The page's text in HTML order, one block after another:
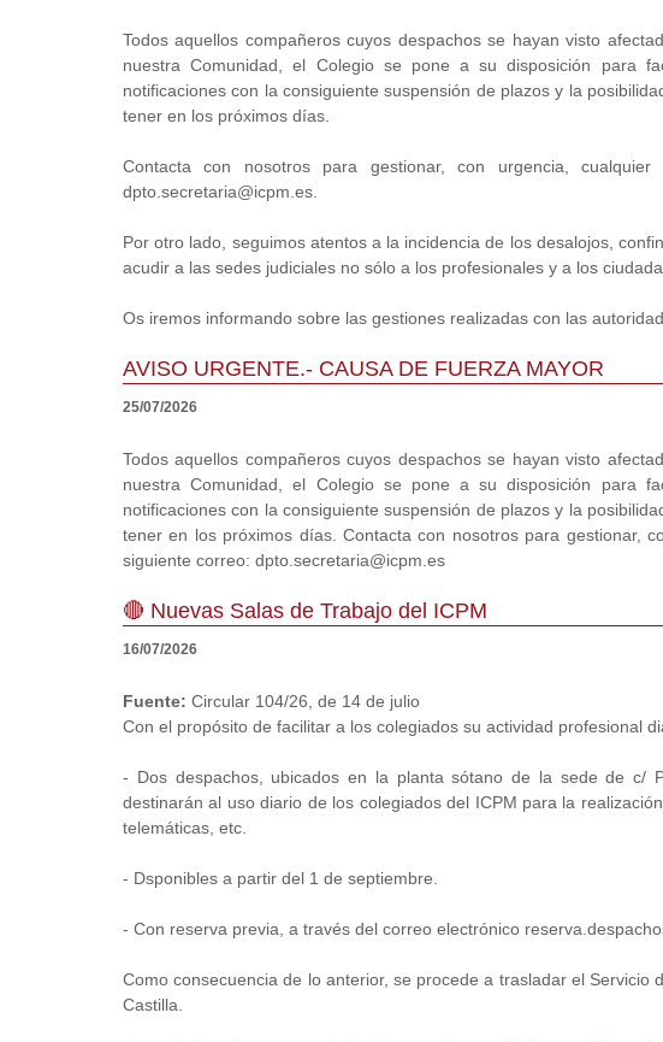
Todos aquellos compañeros cuyos despachos se hayan visto
nuestra Comunidad, el Colegio se pone a su disposición para
notificaciones con la consiguiente suspensión de plazos y la
tener en los próximos días.
Contacta con nosotros para gestionar, con urgencia,
dpto.secretaria@icpm.es.
Por otro lado, seguimos atentos a la incidencia de los desalojos,
acudir a las sedes judiciales no sólo a los profesionales y a los
Os iremos informando sobre las gestiones realizadas con las
AVISO URGENTE.- CAUSA DE FUERZA MAYOR
25/07/2026
Todos aquellos compañeros cuyos despachos se hayan visto
nuestra Comunidad, el Colegio se pone a su disposición para
notificaciones con la consiguiente suspensión de plazos y la
tener en los próximos días. Contacta con nosotros para gestionar,
siguiente correo: dpto.secretaria@icpm.es
🔴 Nuevas Salas de Trabajo del ICPM
16/07/2026
Fuente: Circular 104/26, de 14 de julio
Con el propósito de facilitar a los colegiados su actividad profesional
- Dos despachos, ubicados en la planta sótano de la sede de c/
destinarán al uso diario de los colegiados del ICPM para la
telemáticas, etc.
- Dsponibles a partir del 1 de septiembre.
- Con reserva previa, a través del correo electrónico
Como consecuencia de lo anterior, se procede a trasladar el Servicio
Castilla.